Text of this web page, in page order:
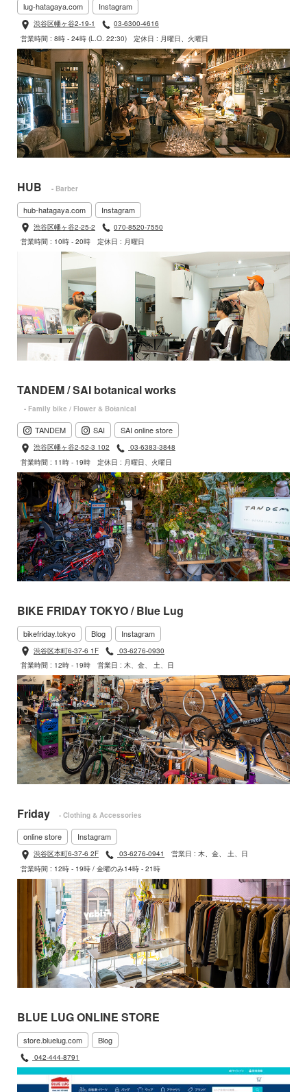
lug-hatagaya.com Instagram
渋谷区幡ヶ谷2-19-1
03-6300-4616
営業時間 : 8時 - 24時 (L.O. 22:30)
定休日 : 月曜日、火曜日
HUB - Barber
hub-hatagaya.com Instagram
渋谷区幡ヶ谷2-25-2
070-8520-7550
営業時間 : 10時 - 20時
定休日 : 月曜日
TANDEM / SAI botanical works
- Family bike / Flower & Botanical
TANDEM SAI SAI online store
渋谷区幡ヶ谷2-52-3 102
03-6383-3848
営業時間 : 11時 - 19時
定休日 : 月曜日、火曜日
BIKE FRIDAY TOKYO / Blue Lug
bikefriday.tokyo Blog Instagram
渋谷区本町6-37-6 1F
03-6276-0930
営業時間 : 12時 - 19時
営業日 : 木、金、 土、日
Friday - Clothing & Accessories
online store Instagram
渋谷区本町6-37-6 2F 03-6276-0941
営業日 : 木、金、 土、日
営業時間 : 12時 - 19時 / 金曜のみ14時 - 21時
BLUE LUG ONLINE STORE
store.bluelug.com Blog
042-444-8791